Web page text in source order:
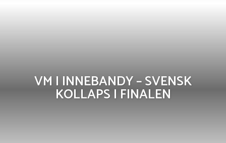
VM I INNEBANDY – SVENSK
KOLLAPS I FINALEN